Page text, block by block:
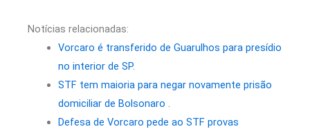
Notícias relacionadas:
Vorcaro é transferido de Guarulhos para presídio
no interior de SP.
STF tem maioria para negar novamente prisão
domiciliar de Bolsonaro .
Defesa de Vorcaro pede ao STF provas